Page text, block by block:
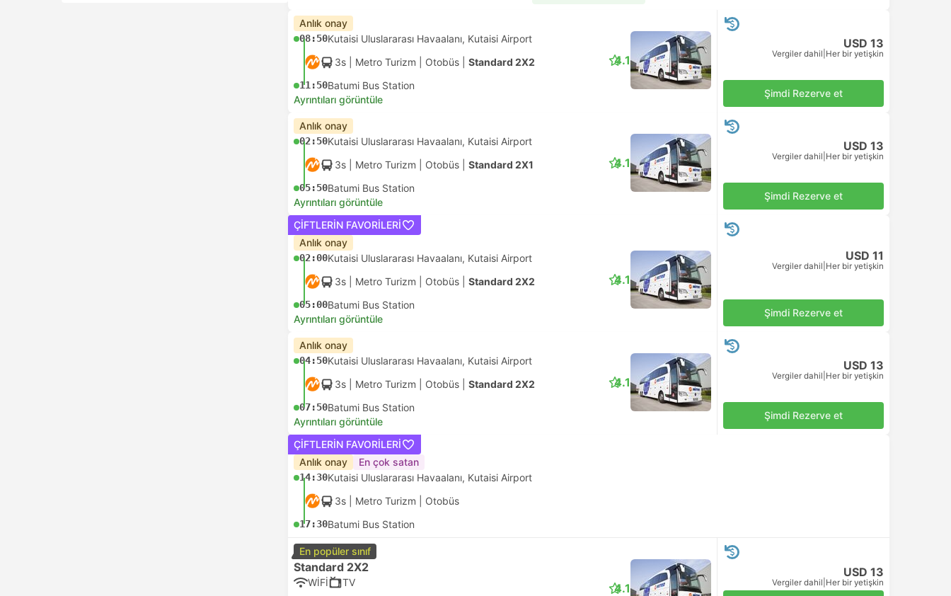
Anlık onay
08:50Kutaisi Uluslararası Havaalanı, Kutaisi Airport
3s | Metro Turizm Otobüs Standard 2X2
11:50Batumi Bus Station
4.1
Ayrıntıları görüntüle
USD 13
Vergiler dahil Her bir yetişkin
Şimdi Rezerve et
Anlık onay
02:50Kutaisi Uluslararası Havaalanı, Kutaisi Airport
3s | Metro Turizm Otobüs Standard 2X1
05:50Batumi Bus Station
4.1
Ayrıntıları görüntüle
USD 13
Vergiler dahil Her bir yetişkin
Şimdi Rezerve et
ÇIFTLERIN FAVORILERI
Anlık onay
02:00Kutaisi Uluslararası Havaalanı, Kutaisi Airport
3s | Metro Turizm Otobüs Standard 2X2
05:00Batumi Bus Station
4.1
Ayrıntıları görüntüle
USD 11
Vergiler dahil Her bir yetişkin
Şimdi Rezerve et
Anlık onay
04:50Kutaisi Uluslararası Havaalanı, Kutaisi Airport
3s | Metro Turizm Otobüs Standard 2X2
07:50Batumi Bus Station
4.1
Ayrıntıları görüntüle
USD 13
Vergiler dahil Her bir yetişkin
Şimdi Rezerve et
ÇIFTLERIN FAVORILERI
Anlık onay
En çok satan
14:30Kutaisi Uluslararası Havaalanı, Kutaisi Airport
3s | Metro Turizm Otobüs
17:30Batumi Bus Station
En popüler sınıf
Standard 2X2
WİFİ TV 4.1
USD 13
Vergiler dahil Her bir yetişkin